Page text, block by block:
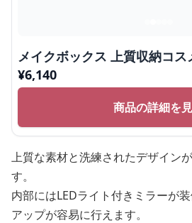
メイクボックス 上質収納コ
¥6,140
商品の詳細を
上質な素材と洗練されたデザイン
す。
内部にはLEDライト付きミラーが
アップが容易に行えます。